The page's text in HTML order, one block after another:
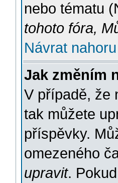
nebo tématu
tohoto fóra,
Návrat nahoru
Jak změním
V případě, že
tak můžete
příspěvky.
omezeného
upravit.